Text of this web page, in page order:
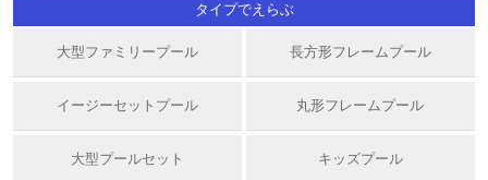
タイプでえらぶ
大型ファミリープール 長方形フレームプール
イージーセットプール 丸形フレームプール
大型プールセット キッズプール